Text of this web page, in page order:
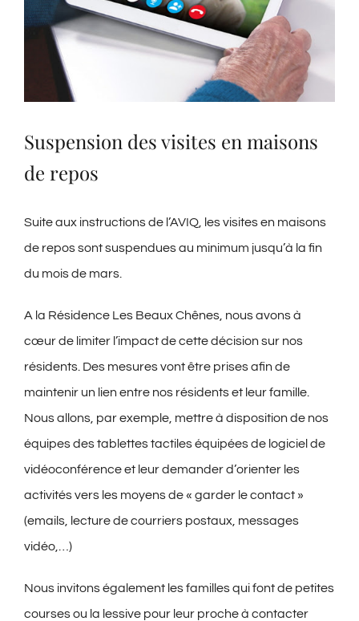
Suspension des visites en maisons
de repos
Suite aux instructions de l’AVIQ, les visites en maisons
de repos sont suspendues au minimum jusqu’à la fin
du mois de mars.
A la Résidence Les Beaux Chênes, nous avons à
cœur de limiter l’impact de cette décision sur nos
résidents. Des mesures vont être prises afin de
maintenir un lien entre nos résidents et leur famille.
Nous allons, par exemple, mettre à disposition de nos
équipes des tablettes tactiles équipées de logiciel de
vidéoconférence et leur demander d’orienter les
activités vers les moyens de « garder le contact »
(emails, lecture de courriers postaux, messages
vidéo,…)
Nous invitons également les familles qui font de petites
courses ou la lessive pour leur proche à contacter